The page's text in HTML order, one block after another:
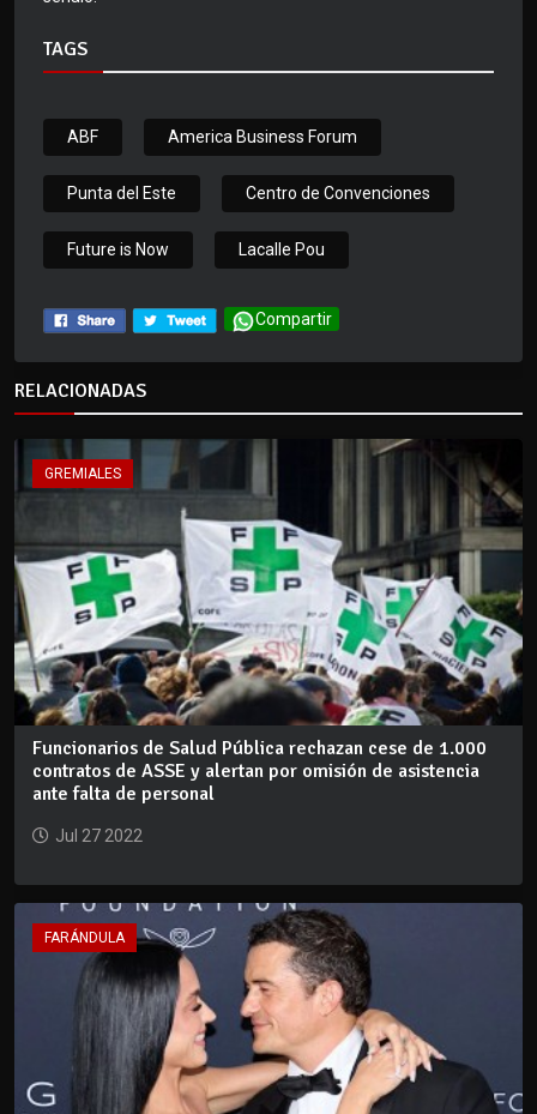
TAGS
ABF America Business Forum
Punta del Este Centro de Convenciones
Future is Now Lacalle Pou
Compartir
RELACIONADAS
GREMIALES
Funcionarios de Salud Pública rechazan cese de 1.000
contratos de ASSE y alertan por omisión de asistencia
ante falta de personal
Jul 27 2022
FARÁNDULA